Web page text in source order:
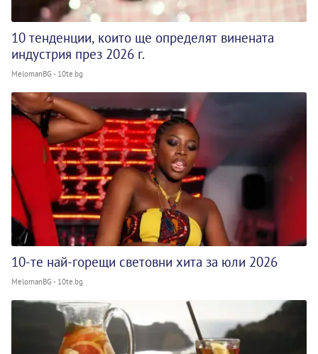
10 тенденции, които ще определят винената
индустрия през 2026 г.
MelomanBG - 10te.bg
10-те най-горещи световни хита за юли 2026
MelomanBG - 10te.bg